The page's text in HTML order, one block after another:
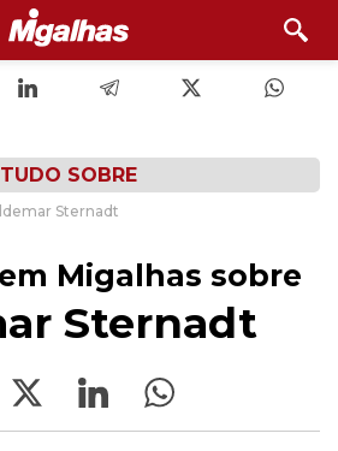
TUDO SOBRE
Sternadt
Migalhas sobre
Sternadt